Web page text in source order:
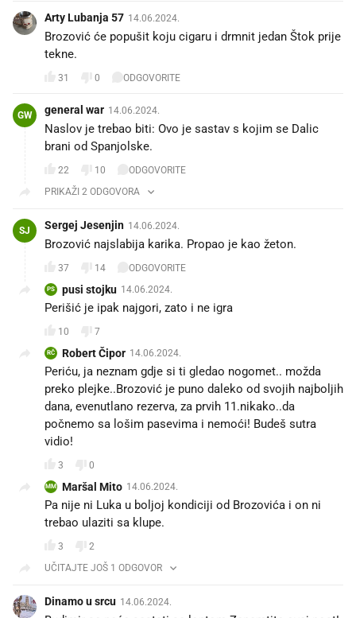
Arty Lubanja 57 14.06.2024.
Brozović će popušit koju cigaru i drmnit jedan Štok prije
tekne.
31 0 ODGOVORITE
GW general war 14.06.2024.
Naslov je trebao biti: Ovo je sastav s kojim se Dalic
brani od Spanjolske.
22 10
ODGOVORITE
PRIKAŽI 2 ODGOVORA
SJ Sergej Jesenjin 14.06.2024.
Brozović najslabija karika. Propao je kao žeton.
37 14 ODGOVORITE
PS pusi stojku 14.06.2024.
Perišić je ipak najgori, zato i ne igra
10 7
RČ Robert Čipor 14.06.2024.
Periću, ja neznam gdje si ti gledao nogomet.. možda
preko plejke..Brozović je puno daleko od svojih najboljih
dana, evenutlano rezerva, za prvih 11.nikako..da
počnemo sa lošim pasevima i nemoći! Budeš sutra
vidio!
3 0
MM Maršal Mito 14.06.2024.
Pa nije ni Luka u boljoj kondiciji od Brozovića i on ni
trebao ulaziti sa klupe.
3
2
UČITAJTE JOŠ 1 ODGOVOR
Dinamo u srcu 14.06.2024.